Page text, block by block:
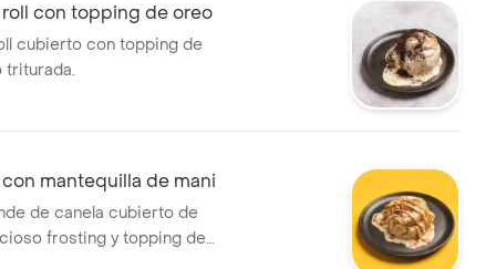
con topping de oreo
cubierto con topping de
triturada.
mantequilla de mani
de canela cubierto de
frosting y topping de
mani . Recuerda calentar